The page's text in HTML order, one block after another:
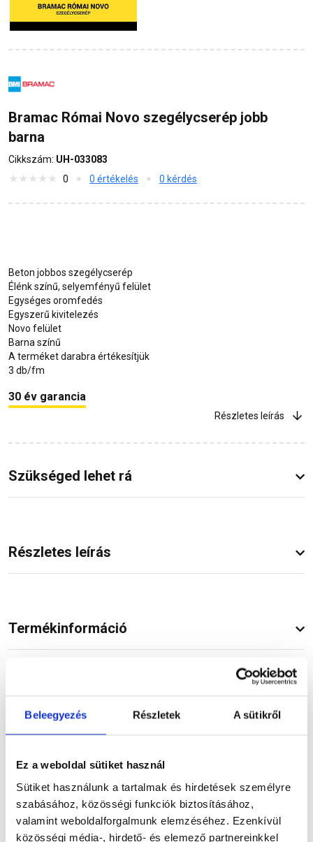
Beleegyezés Részletek A sütikről
Ez a weboldal sütiket használ
Sütiket használunk a tartalmak és hirdetések személyre
szabásához, közösségi funkciók biztosításához,
valamint weboldalforgalmunk elemzéséhez. Ezenkívül
közösségi média-, hirdető- és elemező partnereinkkel
Bramac Római Novo szegélycserép jobb
barna
Cikkszám: UH-033083
0
0 értékelés 0 kérdés
Beton jobbos szegélycserép
Élénk színű, selyemfényű felület
Egységes oromfedés
Egyszerű kivitelezés
Novo felület
Barna színű
A terméket darabra értékesítjük
3 db/fm
30 év garancia
Részletes leírás
Szükséged lehet rá
Részletes leírás
Termékinformáció
Vásárlói vélemények